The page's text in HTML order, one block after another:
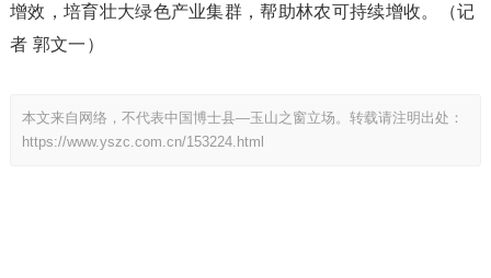
增效，培育壮大绿色产业集群，帮助林农可持续增收。（记
者 郭文一）
本文来自网络，不代表中国博士县—玉山之窗立场。转载请注明出处：
https://www.yszc.com.cn/153224.html